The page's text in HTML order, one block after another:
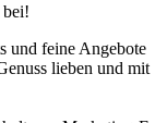
und feine Angebote
lieben und mit